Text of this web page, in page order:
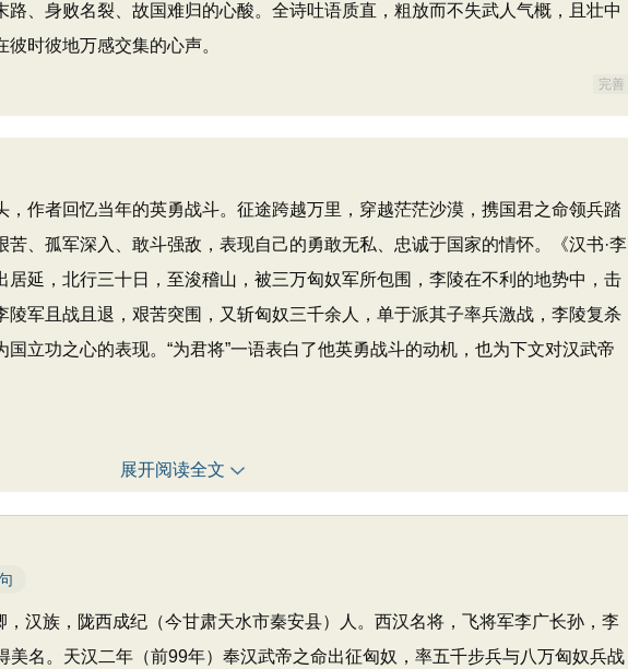
、身败名裂、故国难归的心酸。全诗吐语质直，粗放而不失武人气概，且壮中
时彼地万感交集的心声。
完善
作者回忆当年的英勇战斗。征途跨越万里，穿越茫茫沙漠，携国君之命领兵踏
苦、孤军深入、敢斗强敌，表现自己的勇敢无私、忠诚于国家的情怀。《汉书·李
居延，北行三十日，至浚稽山，被三万匈奴军所包围，李陵在不利的地势中，击
军且战且退，艰苦突围，又斩匈奴三千余人，单于派其子率兵激战，李陵复杀
立功之心的表现。“为君将”一语表白了他英勇战斗的动机，也为下文对汉武帝
展开阅读全文
汉族，陇西成纪（今甘肃天水市秦安县）人。西汉名将，飞将军李广长孙，李
美名。天汉二年（前99年）奉汉武帝之命出征匈奴，率五千步兵与八万匈奴兵战